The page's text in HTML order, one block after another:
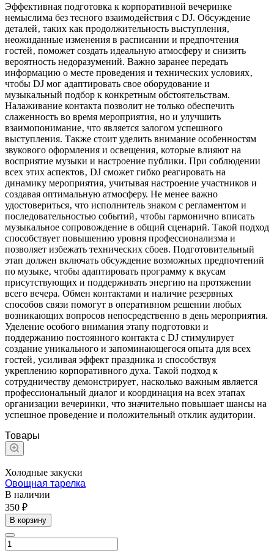
Эффективная подготовка к корпоративной вечеринке
немыслима без тесного взаимодействия с DJ. Обсуждение
деталей‚ таких как продолжительность выступления‚
неожиданные изменения в расписании и предпочтения
гостей‚ поможет создать идеальную атмосферу и снизить
вероятность недоразумений. Важно заранее передать
информацию о месте проведения и технических условиях‚
чтобы DJ мог адаптировать свое оборудование и
музыкальный подбор к конкретным обстоятельствам.
Налаживание контакта позволит не только обеспечить
слаженность во время мероприятия‚ но и улучшить
взаимопонимание‚ что является залогом успешного
выступления. Также стоит уделить внимание особенностям
звукового оформления и освещения‚ которые влияют на
восприятие музыки и настроение публики. При соблюдении
всех этих аспектов‚ DJ сможет гибко реагировать на
динамику мероприятия‚ учитывая настроение участников и
создавая оптимальную атмосферу. Не менее важно
удостовериться‚ что исполнитель знаком с регламентом и
последовательностью событий‚ чтобы гармонично вписать
музыкальное сопровождение в общий сценарий. Такой подход
способствует повышению уровня профессионализма и
позволяет избежать технических сбоев. Подготовительный
этап должен включать обсуждение возможных предпочтений
по музыке‚ чтобы адаптировать программу к вкусам
присутствующих и поддерживать энергию на протяжении
всего вечера. Обмен контактами и наличие резервных
способов связи помогут в оперативном решении любых
возникающих вопросов непосредственно в день мероприятия.
Уделение особого внимания этапу подготовки и
поддержанию постоянного контакта с DJ стимулирует
создание уникального и запоминающегося опыта для всех
гостей‚ усиливая эффект праздника и способствуя
укреплению корпоративного духа. Такой подход к
сотрудничеству демонстрирует‚ насколько важным является
профессиональный диалог и координация на всех этапах
организации вечеринки‚ что значительно повышает шансы на
успешное проведение и положительный отклик аудитории.
Товары
Холодные закуски
Овощная тарелка
В наличии
350 ₽
В корзину